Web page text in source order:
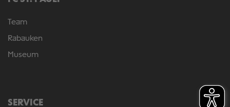
Team
Rabauken
Museum
SERVICE